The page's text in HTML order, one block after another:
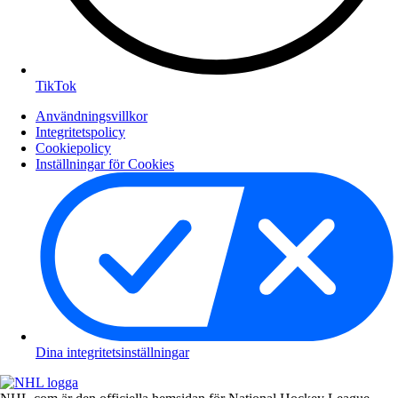
TikTok
Användningsvillkor
Integritetspolicy
Cookiepolicy
Inställningar för Cookies
Dina integritetsinställningar